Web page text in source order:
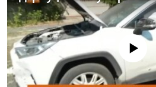
ГУЗОРИШҲОИ РАДИОӢ
Русский
ПАЙГИРӢ КУНЕД Феълан кор